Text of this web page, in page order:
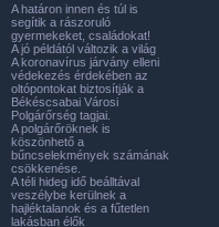
A határon innen és túl is
segítik a rászoruló
gyermekeket, családokat!
A jó példától változik a világ
A koronavírus járvány elleni
védekezés érdekében az
oltópontokat biztosítják a
Békéscsabai Városi
Polgárőrség tagjai.
A polgárőröknek is
köszönhető a
bűncselekmények számának
csökkenése.
A téli hideg idő beálltával
veszélybe kerülnek a
hajléktalanok és a fűtetlen
lakásban élők